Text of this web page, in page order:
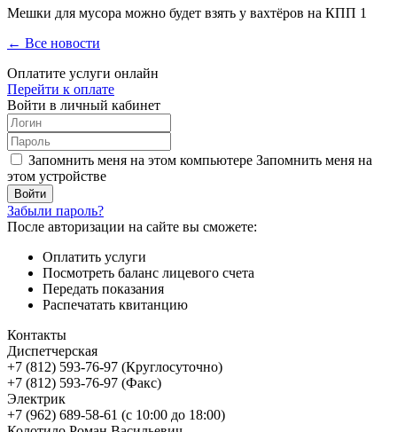
Мешки для мусора можно будет взять у вахтёров на КПП 1
← Все новости
Оплатите услуги онлайн
Перейти к оплате
Войти в личный кабинет
Запомнить меня на этом компьютере Запомнить меня на
этом устройстве
Забыли пароль?
После авторизации на сайте вы сможете:
Оплатить услуги
Посмотреть баланс лицевого счета
Передать показания
Распечатать квитанцию
Контакты
Диспетчерская
+7 (812) 593-76-97 (Круглосуточно)
+7 (812) 593-76-97 (Факс)
Электрик
+7 (962) 689-58-61 (с 10:00 до 18:00)